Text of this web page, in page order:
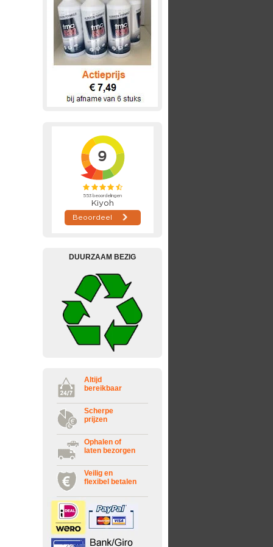
DUURZAAM BEZIG
Altijd
bereikbaar
Scherpe
prijzen
Ophalen of
laten bezorgen
Veilig en
flexibel betalen